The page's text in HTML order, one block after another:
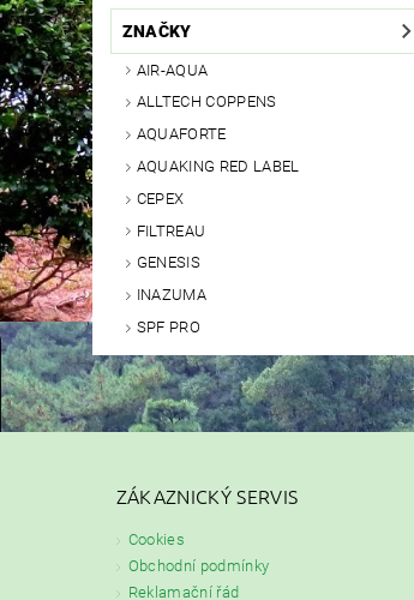
ZNAČKY
AIR-AQUA
ALLTECH COPPENS
AQUAFORTE
AQUAKING RED LABEL
CEPEX
FILTREAU
GENESIS
INAZUMA
SPF PRO
ZÁKAZNICKÝ SERVIS
Cookies
Obchodní podmínky
Reklamační řád